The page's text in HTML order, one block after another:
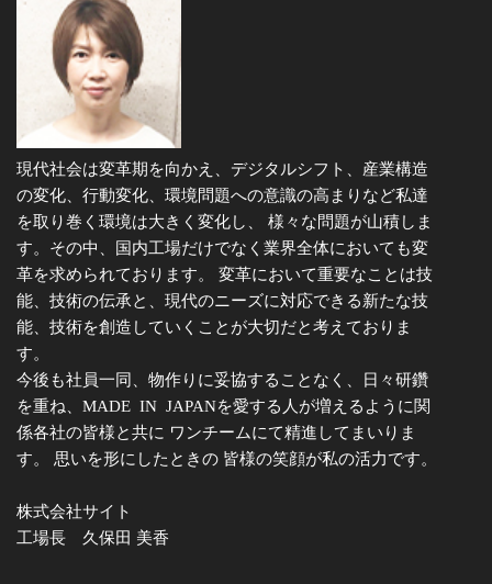
現代社会は変革期を向かえ、デジタルシフト、産業構造
の変化、行動変化、環境問題への意識の高まりなど私達
を取り巻く環境は大きく変化し、 様々な問題が山積しま
す。その中、国内工場だけでなく業界全体においても変
革を求められております。 変革において重要なことは技
能、技術の伝承と、現代のニーズに対応できる新たな技
能、技術を創造していくことが大切だと考えておりま
す。
今後も社員一同、物作りに妥協することなく、日々研鑽
を重ね、MADE IN JAPANを愛する人が増えるように関
係各社の皆様と共に ワンチームにて精進してまいりま
す。 思いを形にしたときの 皆様の笑顔が私の活力です。
株式会社サイト
工場長 久保田 美香